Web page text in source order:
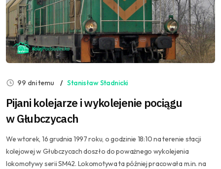
99 dni temu Stanisław Stadnicki
Pijani kolejarze i wykolejenie pociągu
w Głubczycach
We wtorek, 16 grudnia 1997 roku, o godzinie 18:10 na terenie stacji
kolejowej w Głubczycach doszło do poważnego wykolejenia
lokomotywy serii SM42. Lokomotywa ta później pracowała m.in. na